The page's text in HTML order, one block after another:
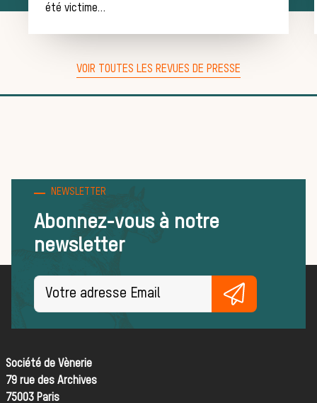
de chasse
Trouver un
Règles et
bonnes
pratiques
été victime…
VOIR TOUTES LES REVUES DE PRESSE
NEWSLETTER
Abonnez-vous à notre
newsletter
Société de Vènerie
79 rue des Archives
75003 Paris